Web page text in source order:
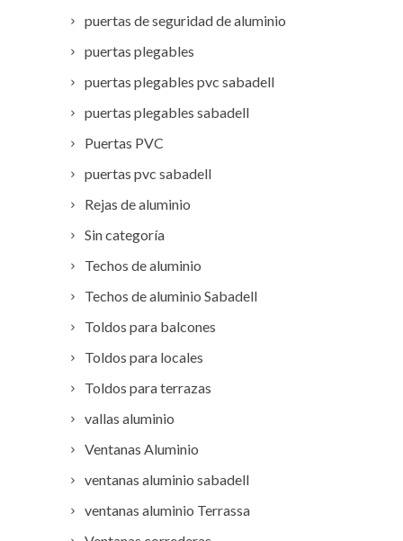
puertas de seguridad de aluminio
puertas plegables
puertas plegables pvc sabadell
puertas plegables sabadell
Puertas PVC
puertas pvc sabadell
Rejas de aluminio
Sin categoría
Techos de aluminio
Techos de aluminio Sabadell
Toldos para balcones
Toldos para locales
Toldos para terrazas
vallas aluminio
Ventanas Aluminio
ventanas aluminio sabadell
ventanas aluminio Terrassa